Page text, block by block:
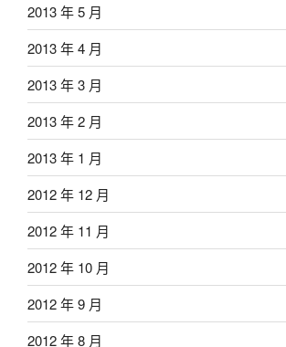
2013 年 5 月
2013 年 4 月
2013 年 3 月
2013 年 2 月
2013 年 1 月
2012 年 12 月
2012 年 11 月
2012 年 10 月
2012 年 9 月
2012 年 8 月